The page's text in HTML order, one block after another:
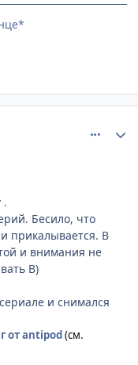
.
Бесило, что
прикалывается. В
и внимания не
B)
и снимался
от antipod(см.